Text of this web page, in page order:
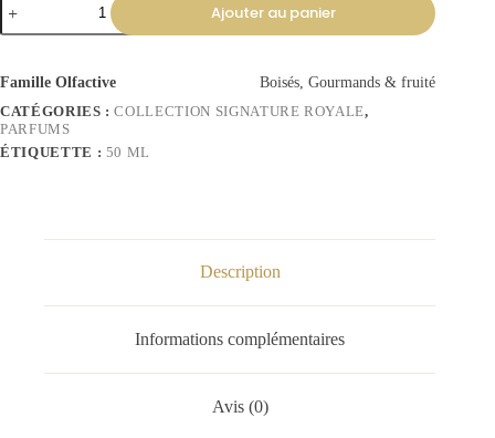
Ajouter au panier
Famille Olfactive
Boisés, Gourmands & fruité
CATÉGORIES :COLLECTION SIGNATURE ROYALE,
PARFUMS
ÉTIQUETTE : 50 ML
Description
Informations complémentaires
Avis (0)